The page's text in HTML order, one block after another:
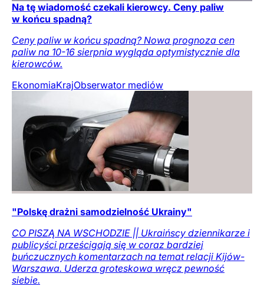
Na tę wiadomość czekali kierowcy. Ceny paliw
w końcu spadną?
Ceny paliw w końcu spadną? Nowa prognoza cen
paliw na 10-16 sierpnia wygląda optymistycznie dla
kierowców.
EkonomiaKrajObserwator mediów
"Polskę drażni samodzielność Ukrainy"
CO PISZĄ NA WSCHODZIE || Ukraińscy dziennikarze i
publicyści prześcigają się w coraz bardziej
buńczucznych komentarzach na temat relacji Kijów-
Warszawa. Uderza groteskowa wręcz pewność
siebie.